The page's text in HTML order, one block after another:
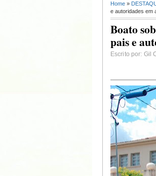
Home »
e autoridades em
Boato
pais e
Escrito por: Gil